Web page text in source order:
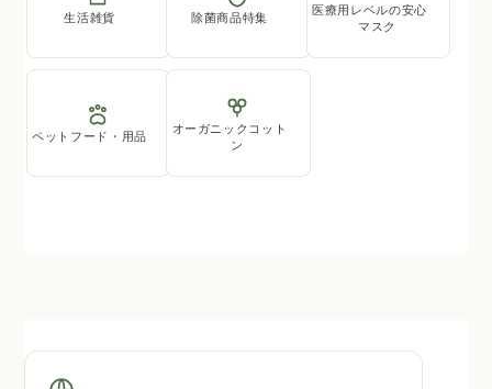
生活雑貨 除菌商品特集
医療用レベルの安心
マスク
ペットフード・用品
オーガニックコット
ン